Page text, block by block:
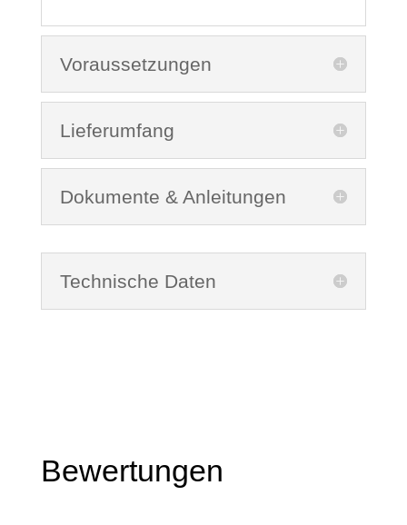
Voraussetzungen
Lieferumfang
Dokumente & Anleitungen
Technische Daten
Bewertungen